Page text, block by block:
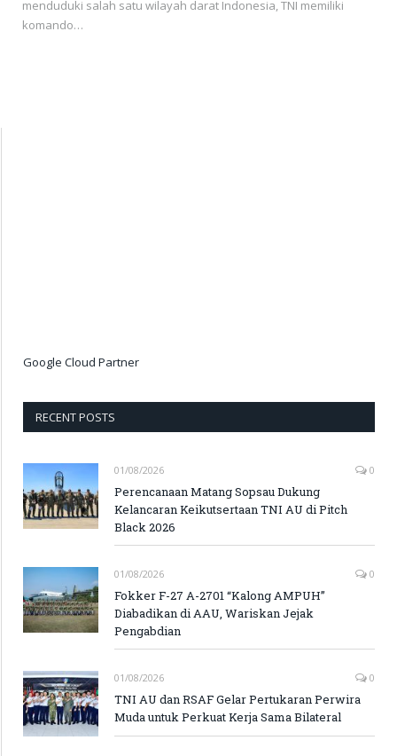
menduduki salah satu wilayah darat Indonesia, TNI memiliki
komando…
Google Cloud Partner
RECENT POSTS
01/08/2026 0
Perencanaan Matang Sopsau Dukung
Kelancaran Keikutsertaan TNI AU di Pitch
Black 2026
01/08/2026 0
Fokker F-27 A-2701 “Kalong AMPUH”
Diabadikan di AAU, Wariskan Jejak
Pengabdian
01/08/2026 0
TNI AU dan RSAF Gelar Pertukaran Perwira
Muda untuk Perkuat Kerja Sama Bilateral